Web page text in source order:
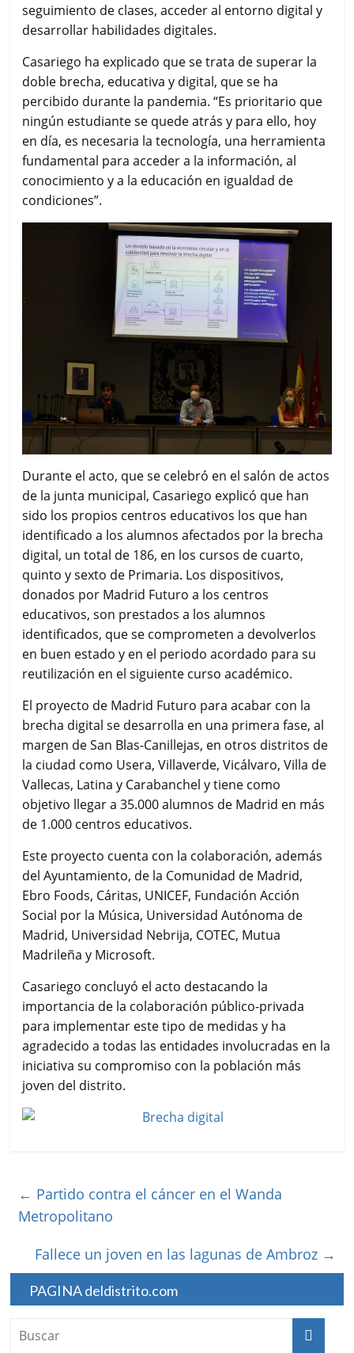
seguimiento de clases, acceder al entorno digital y
desarrollar habilidades digitales.
Casariego ha explicado que se trata de superar la
doble brecha, educativa y digital, que se ha
percibido durante la pandemia. “Es prioritario que
ningún estudiante se quede atrás y para ello, hoy
en día, es necesaria la tecnología, una herramienta
fundamental para acceder a la información, al
conocimiento y a la educación en igualdad de
condiciones”.
Durante el acto, que se celebró en el salón de actos
de la junta municipal, Casariego explicó que han
sido los propios centros educativos los que han
identificado a los alumnos afectados por la brecha
digital, un total de 186, en los cursos de cuarto,
quinto y sexto de Primaria. Los dispositivos,
donados por Madrid Futuro a los centros
educativos, son prestados a los alumnos
identificados, que se comprometen a devolverlos
en buen estado y en el periodo acordado para su
reutilización en el siguiente curso académico.
El proyecto de Madrid Futuro para acabar con la
brecha digital se desarrolla en una primera fase, al
margen de San Blas-Canillejas, en otros distritos de
la ciudad como Usera, Villaverde, Vicálvaro, Villa de
Vallecas, Latina y Carabanchel y tiene como
objetivo llegar a 35.000 alumnos de Madrid en más
de 1.000 centros educativos.
Este proyecto cuenta con la colaboración, además
del Ayuntamiento, de la Comunidad de Madrid,
Ebro Foods, Cáritas, UNICEF, Fundación Acción
Social por la Música, Universidad Autónoma de
Madrid, Universidad Nebrija, COTEC, Mutua
Madrileña y Microsoft.
Casariego concluyó el acto destacando la
importancia de la colaboración público-privada
para implementar este tipo de medidas y ha
agradecido a todas las entidades involucradas en la
iniciativa su compromiso con la población más
joven del distrito.
← Partido contra el cáncer en el Wanda
Metropolitano
Fallece un joven en las lagunas de Ambroz →
PAGINA deldistrito.com